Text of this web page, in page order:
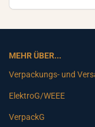
MEHR ÜBER...
Verpackungs- und
ElektroG/WEEE
VerpackG